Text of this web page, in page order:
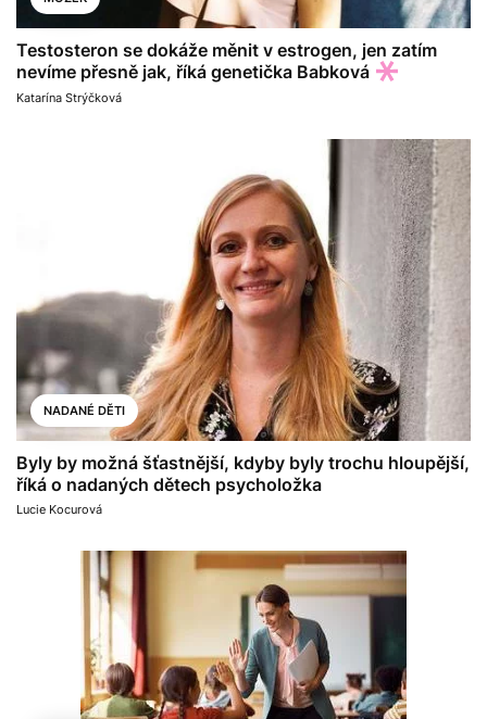
Testosteron se dokáže měnit v estrogen, jen zatím
nevíme přesně jak, říká genetička Babková
Katarína Strýčková
NADANÉ DĚTI
Byly by možná šťastnější, kdyby byly trochu hloupější,
říká o nadaných dětech psycholožka
Lucie Kocurová